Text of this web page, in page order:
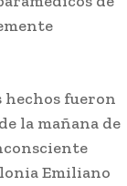
hechos fueron
la mañana de
Emiliano